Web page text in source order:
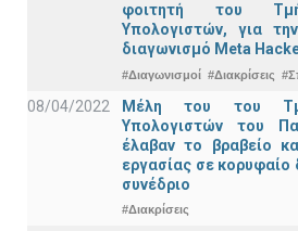
φοιτητή του
Υπολογιστών, για
διαγωνισμό Meta
#Διαγωνισμοί #Διακρίσεις
08/04/2022
Μέλη του του
Υπολογιστών του
έλαβαν το βραβείο
εργασίας σε κορυφαίο
συνέδριο
#Διακρίσεις